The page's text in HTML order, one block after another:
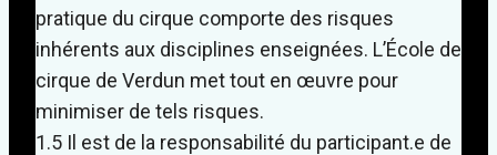
pratique du cirque comporte des risques
inhérents aux disciplines enseignées. L’École de
cirque de Verdun met tout en œuvre pour
minimiser de tels risques.
1.5 Il est de la responsabilité du participant.e de